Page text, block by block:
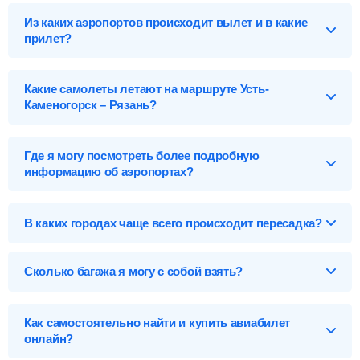
Из каких аэропортов происходит вылет и в какие
прилет?
Усть-Каменогорск (UKK), Казахстан
Усть-Каменогорск-UKK
Аэропорты Рязани
Какие самолеты летают на маршруте Усть-
Каменогорск – Рязань?
Найти билеты
Где я могу посмотреть более подробную
информацию об аэропортах?
В каких городах чаще всего происходит пересадка?
пересадкой. Воспользуйтесь прямыми рейсами в Рязань.
Сколько багажа я могу с собой взять?
Как самостоятельно найти и купить авиабилет
онлайн?